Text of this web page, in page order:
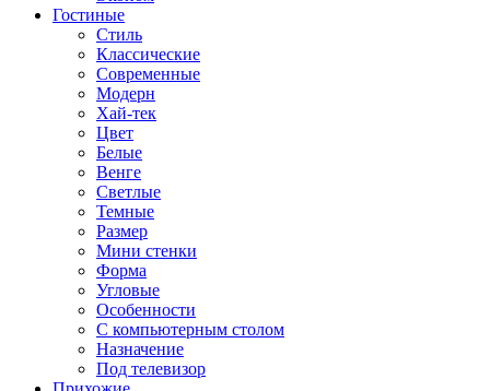
Гостиные
Стиль
Классические
Современные
Модерн
Хай-тек
Цвет
Белые
Венге
Светлые
Темные
Размер
Мини стенки
Форма
Угловые
Особенности
С компьютерным столом
Назначение
Под телевизор